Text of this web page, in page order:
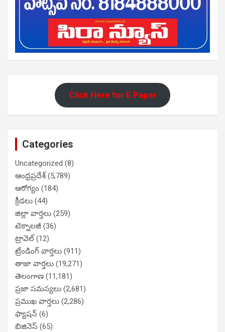
Click Here for E Paper
Categories
Uncategorized (8)
ఆంధ్రప్రదేశ్(5,789)
ఆరోగ్యం (184)
క్రీడలు (44)
జిల్లా వార్తలు (259)
టెక్నాలజీ (36)
ట్రావెల్(12)
ట్రేండింగ్ వార్తలు (911)
తాజా వార్తలు (19,271)
తెలంగాణ (11,181)
ప్రజా సమస్యలు (2,681)
ప్రముఖ వార్తలు (2,286)
ఫ్యాషన్ (6)
బిజినెస్ (65)